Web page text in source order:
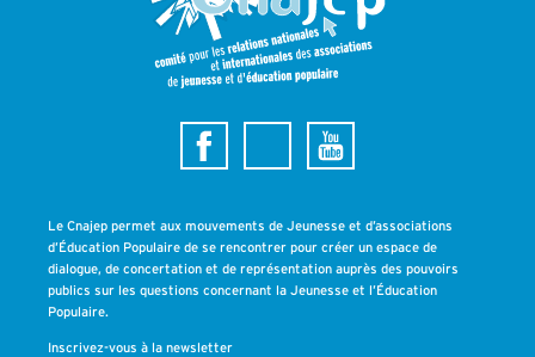
Le Cnajep permet aux mouvements de Jeunesse et d’associations
d’Éducation Populaire de se rencontrer pour créer un espace de
dialogue, de concertation et de représentation auprès des pouvoirs
publics sur les questions concernant la Jeunesse et l’Éducation
Populaire.
Inscrivez-vous à la newsletter